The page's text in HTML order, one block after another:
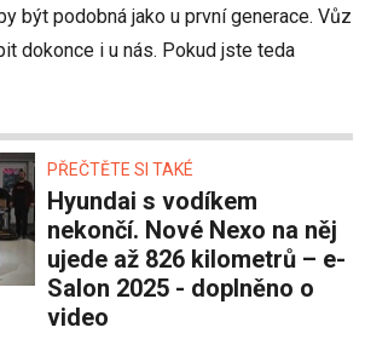
být podobná jako u první generace. Vůz
dokonce i u nás. Pokud jste teda
PŘEČTĚTE SI TAKÉ
Hyundai s vodíkem
nekončí. Nové Nexo na něj
ujede až 826 kilometrů – e-
Salon 2025 - doplněno o
video